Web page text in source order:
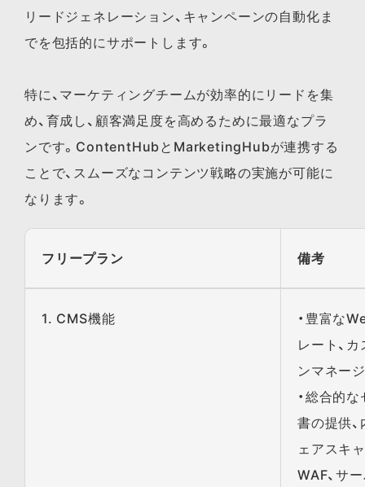
リードジェネレーション、キャンペーンの自動化ま
でを包括的にサポートします。
特に、マーケティングチームが効率的にリードを集
め、育成し、顧客満足度を高めるために最適なプラ
ンです。ContentHubとMarketingHubが連携する
ことで、スムーズなコンテンツ戦略の実施が可能に
なります。
フリープラン 備考
1. CMS機能
・豊富な
レート、
ンマネー
・総合的
書の提供
ェアスキ
WAF、サ